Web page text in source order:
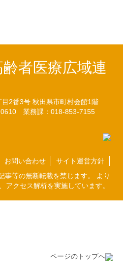
ページのトップへ
者医療広域連
目2番3号 秋田県市町村会館1階
0610 業務課：018-853-7155
お問い合わせ
サイト運営方針
事等の無断転載を禁じます。 より
アクセス解析を実施しています。